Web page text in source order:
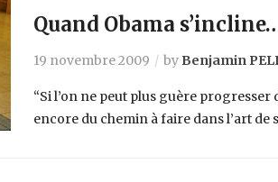
Quand Obama
19 novembre 2009 by Benjamin
“Si l’on ne peut plus guère progresser
encore du chemin à faire dans l’art de